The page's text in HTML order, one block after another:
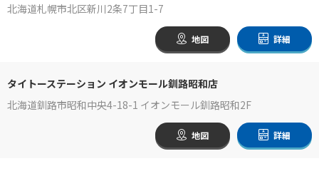
北海道札幌市北区新川2条7丁目1-7
地図 詳細
タイトーステーション イオンモール釧路昭和店
北海道釧路市昭和中央4-18-1 イオンモール釧路昭和2F
地図 詳細